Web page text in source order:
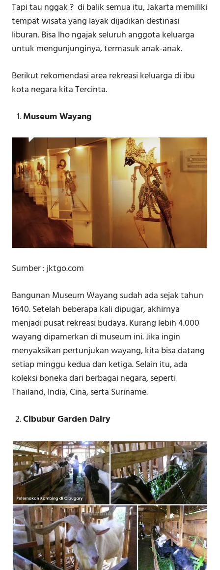
Tapi tau nggak ? di balik semua itu, Jakarta memiliki
tempat wisata yang layak dijadikan destinasi
liburan. Bisa lho ngajak seluruh anggota keluarga
untuk mengunjunginya, termasuk anak-anak.
Berikut rekomendasi area rekreasi keluarga di ibu
kota negara kita Tercinta.
Museum Wayang
Sumber : jktgo.com
Bangunan Museum Wayang sudah ada sejak tahun
1640. Setelah beberapa kali dipugar, akhirnya
menjadi pusat rekreasi budaya. Kurang lebih 4.000
wayang dipamerkan di museum ini. Jika ingin
menyaksikan pertunjukan wayang, kita bisa datang
setiap minggu kedua dan ketiga. Selain itu, ada
koleksi boneka dari berbagai negara, seperti
Thailand, India, Cina, serta Suriname.
Cibubur Garden Dairy